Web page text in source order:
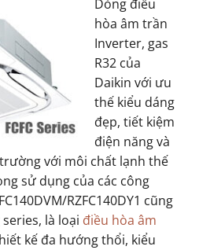
Dòng điều
hòa âm trần
Inverter, gas
R32 của
Daikin với ưu
thế kiểu dáng
đẹp, tiết kiệm
điện năng và
với môi chất lạnh thế
sử dụng của các công
RZFC140DY1 cũng
là loại điều hòa âm
kế đa hướng thổi, kiểu